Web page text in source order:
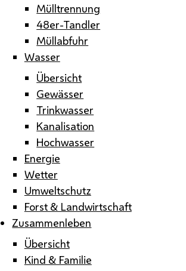
Mülltrennung
48er-Tandler
Müllabfuhr
Wasser
Übersicht
Gewässer
Trinkwasser
Kanalisation
Hochwasser
Energie
Wetter
Umweltschutz
Forst & Landwirtschaft
Zusammenleben
Übersicht
Kind & Familie